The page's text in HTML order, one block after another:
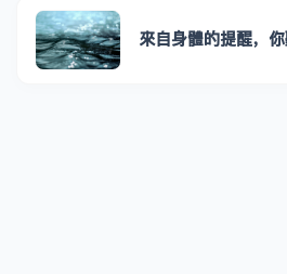
來自身體的提醒，你